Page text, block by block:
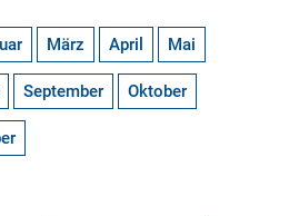
März April Mai
September Oktober